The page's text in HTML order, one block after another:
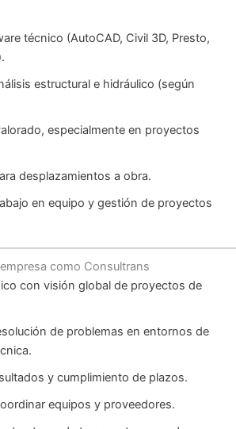
técnico (AutoCAD, Civil 3D, Presto,
estructural e hidráulico (según
especialmente en proyectos
desplazamientos a obra.
en equipo y gestión de proyectos
como Consultrans
con visión global de proyectos de
de problemas en entornos de
y cumplimiento de plazos.
equipos y proveedores.